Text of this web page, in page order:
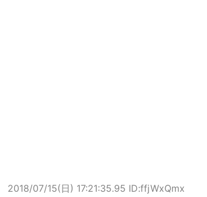
2018/07/15(日) 17:21:35.95 ID:ffjWxQmx